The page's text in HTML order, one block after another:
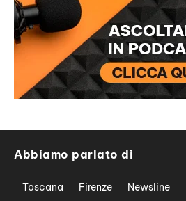
Abbiamo parlato di
Toscana Firenze Newsline